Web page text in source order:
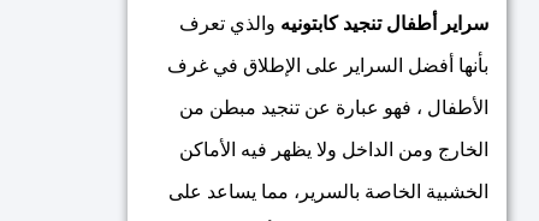
سراير أطفال تنجيد كابتونيه والذي تعرف
بأنها أفضل السراير على الإطلاق في غرف
الأطفال ، فهو عبارة عن تنجيد مبطن من
الخارج ومن الداخل ولا يظهر فيه الأماكن
الخشبية الخاصة بالسرير، مما يساعد على